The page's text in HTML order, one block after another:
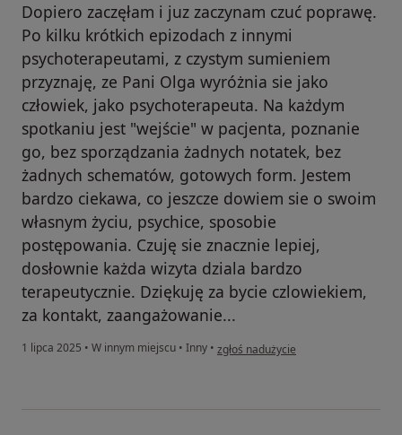
Dopiero zaczęłam i juz zaczynam czuć poprawę.
Po kilku krótkich epizodach z innymi
psychoterapeutami, z czystym sumieniem
przyznaję, ze Pani Olga wyróżnia sie jako
człowiek, jako psychoterapeuta. Na każdym
spotkaniu jest "wejście" w pacjenta, poznanie
go, bez sporządzania żadnych notatek, bez
żadnych schematów, gotowych form. Jestem
bardzo ciekawa, co jeszcze dowiem sie o swoim
własnym życiu, psychice, sposobie
postępowania. Czuję sie znacznie lepiej,
dosłownie każda wizyta dziala bardzo
terapeutycznie. Dziękuję za bycie czlowiekiem,
za kontakt, zaangażowanie...
1 lipca 2025 • W innym miejscu • Inny • w opinii użytkownika SaturdayMeth
zgłoś nadużycie